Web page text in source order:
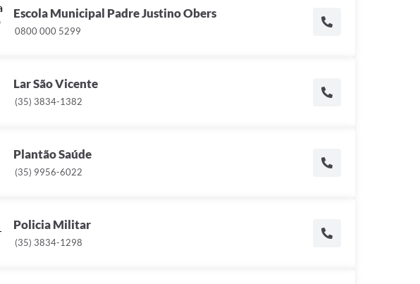
Escola Municipal Padre Justino Obers
0800 000 5299
Lar São Vicente
(35) 3834-1382
Plantão Saúde
(35) 9956-6022
Policia Militar
(35) 3834-1298